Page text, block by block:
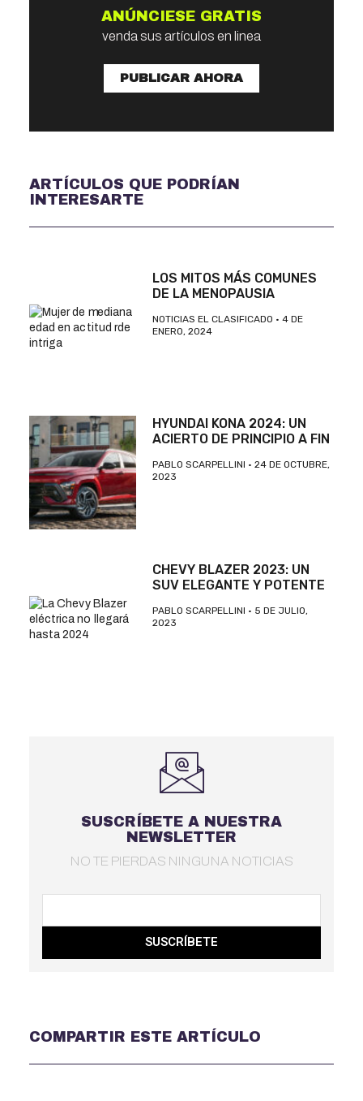
ANÚNCIESE GRATIS
venda sus artículos en linea
PUBLICAR AHORA
ARTÍCULOS QUE PODRÍAN
INTERESARTE
LOS MITOS MÁS COMUNES
DE LA MENOPAUSIA
NOTICIAS EL CLASIFICADO
4 DE
ENERO, 2024
HYUNDAI KONA 2024: UN
ACIERTO DE PRINCIPIO A FIN
PABLO SCARPELLINI
24 DE OCTUBRE,
2023
CHEVY BLAZER 2023: UN
SUV ELEGANTE Y POTENTE
PABLO SCARPELLINI
5 DE JULIO,
2023
SUSCRÍBETE A NUESTRA
NEWSLETTER
NO TE PIERDAS NINGUNA NOTICIAS
SUSCRÍBETE
COMPARTIR ESTE ARTÍCULO